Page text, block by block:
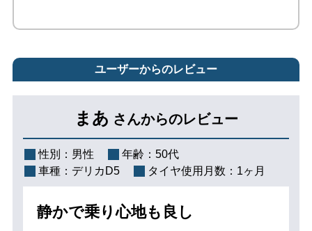
ユーザーからのレビュー
まあ さんからのレビュー
性別： 男性 年齢： 50代
車種： デリカD5 タイヤ使用月数： 1ヶ月
静かで乗り心地も良し